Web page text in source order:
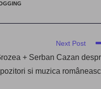
Next Post
+ Serban Cazan
si muzica